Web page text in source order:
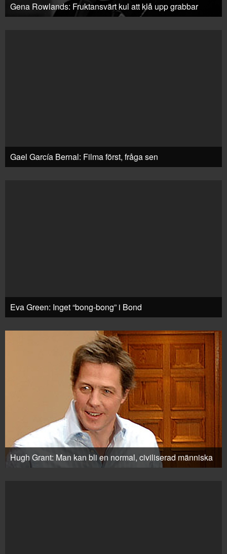
Gena Rowlands: Fruktansvärt kul att klå upp grabbar
Gael García Bernal: Filma först, fråga sen
Eva Green: Inget “bong-bong” i Bond
Hugh Grant: Man kan bli en normal, civiliserad människa